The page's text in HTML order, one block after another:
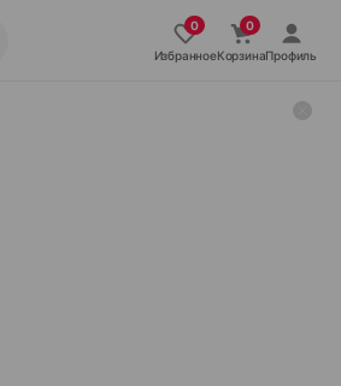
ИзбранноеКорзинаПрофиль